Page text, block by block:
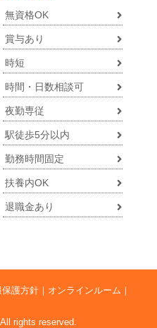
無資格OK
賞与あり
時短
時間・日数相談可
夜勤専従
駅徒歩5分以内
勤務時間固定
扶養内OK
退職金あり
護方針
オンラインルーム
rights reserved.